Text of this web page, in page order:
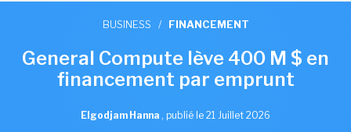
BUSINESS / FINANCEMENT
General Compute lève 400 M $ en
financement par emprunt
Elgodjam Hanna , publié le 21 Juillet 2026